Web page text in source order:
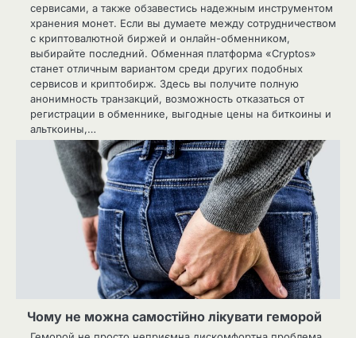
сервисами, а также обзавестись надежным инструментом
хранения монет. Если вы думаете между сотрудничеством
с криптовалютной биржей и онлайн-обменником,
выбирайте последний. Обменная платформа «Cryptos»
станет отличным вариантом среди других подобных
сервисов и криптобирж. Здесь вы получите полную
анонимность транзакций, возможность отказаться от
регистрации в обменнике, выгодные цены на биткоины и
альткоины,…
Чому не можна самостійно лікувати геморой